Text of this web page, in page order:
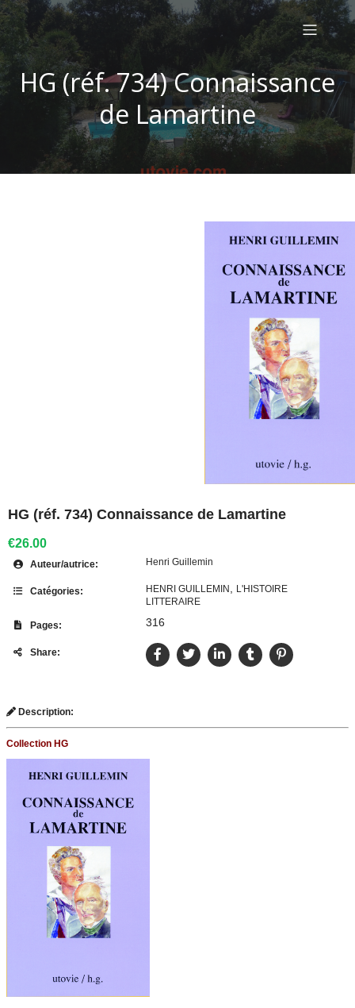
HG (réf. 734) Connaissance
de Lamartine
HG (réf. 734) Connaissance de Lamartine
€26.00
Auteur/autrice: Henri Guillemin
Catégories: HENRI GUILLEMIN , L'HISTOIRE
LITTERAIRE
Pages: 316
Share:
Description:
Collection HG